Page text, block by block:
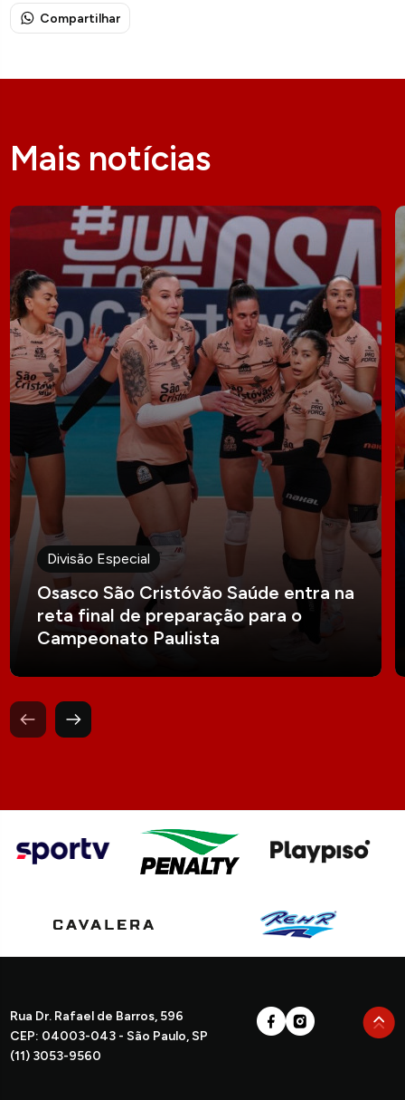
Compartilhar
Mais notícias
Divisão Especial
Osasco São Cristóvão Saúde entra na
reta final de preparação para o
Campeonato Paulista
Rua Dr. Rafael de Barros, 596
CEP: 04003-043 - São Paulo, SP
(11) 3053-9560